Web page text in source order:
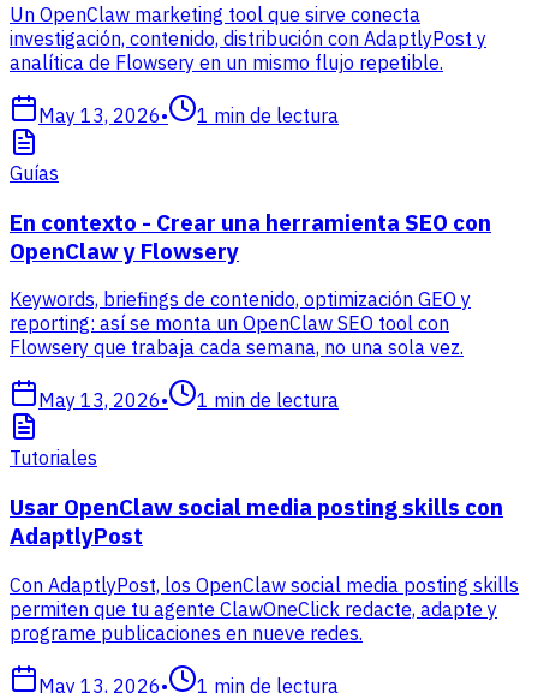
Un OpenClaw marketing tool que sirve conecta
investigación, contenido, distribución con AdaptlyPost y
analítica de Flowsery en un mismo flujo repetible.
May 13, 2026• 1 min de lectura
Guías
En contexto - Crear una herramienta SEO con
OpenClaw y Flowsery
Keywords, briefings de contenido, optimización GEO y
reporting: así se monta un OpenClaw SEO tool con
Flowsery que trabaja cada semana, no una sola vez.
May 13, 2026• 1 min de lectura
Tutoriales
Usar OpenClaw social media posting skills con
AdaptlyPost
Con AdaptlyPost, los OpenClaw social media posting skills
permiten que tu agente ClawOneClick redacte, adapte y
programe publicaciones en nueve redes.
May 13, 2026• 1 min de lectura